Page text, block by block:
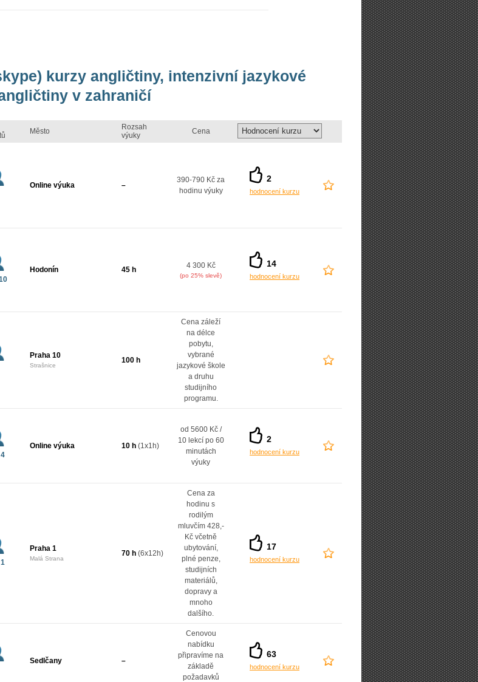
kurzy angličtiny, intenzivní jazykové
v zahraničí
Město
Rozsah
výuky
Cena
Online výuka –
390-790 Kč za
hodinu výuky
2
hodnocení kurzu
Hodonín 45 h 4 300 Kč
(po 25% slevě)
14
hodnocení kurzu
Praha 10
Strašnice
100 h
Cena záleží
na délce
pobytu,
vybrané
jazykové škole
a druhu
studijního
programu.
Online výuka 10 h (1x1h)
od 5600 Kč /
10 lekcí po 60
minutách
výuky
2
hodnocení kurzu
Praha 1
Malá Strana
70 h (6x12h)
Cena za
hodinu s
rodilým
mluvčím 428,-
Kč včetně
ubytování,
plné penze,
studijních
materiálů,
dopravy a
mnoho
dalšího.
17
hodnocení kurzu
Sedlčany –
Cenovou
nabídku
připravíme na
základě
požadavků
63
hodnocení kurzu